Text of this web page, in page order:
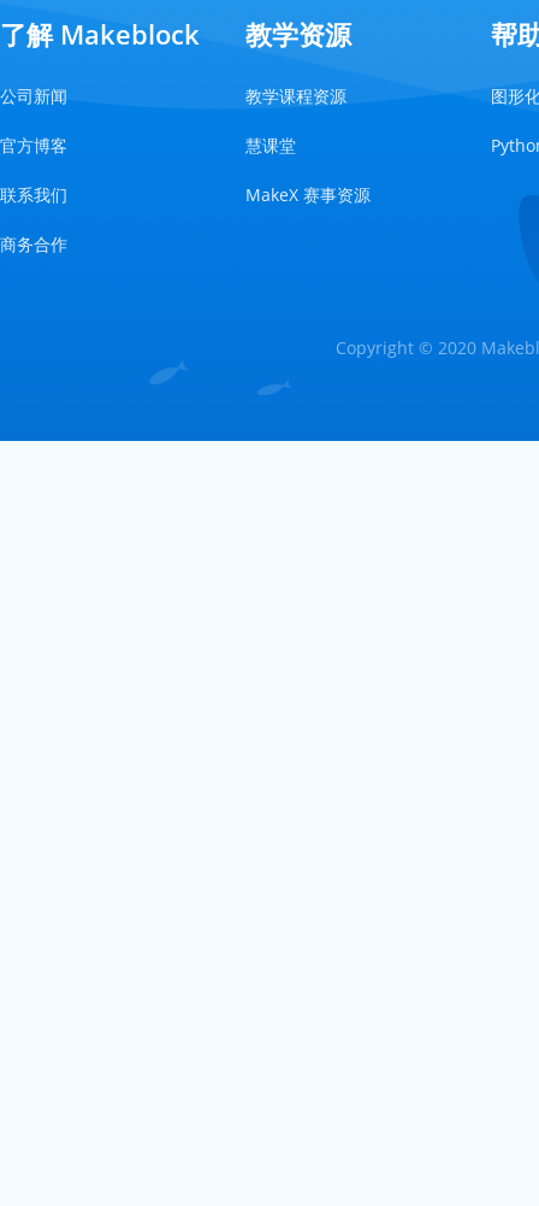
了解 Makeblock
公司新闻
官方博客
联系我们
商务合作
教学资源
教学课程资源
慧课堂
MakeX 赛事资源
帮
图形
Copyright © 2020